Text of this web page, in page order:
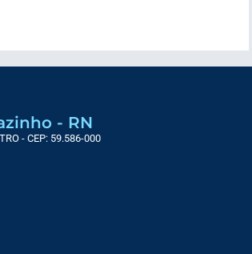
- RN
- CEP: 59.586-000